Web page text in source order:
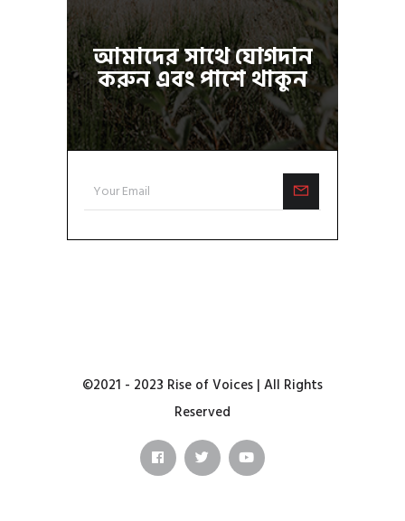
আমাদের সাথে যোগদান
করুন এবং পাশে থাকুন
©2021 - 2023 Rise of Voices | All Rights
Reserved